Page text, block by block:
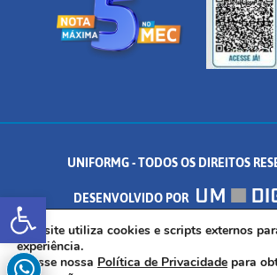
Abrir a barra de
UNIFORMG - TODOS OS DIREITOS
DESENVOLVIDO POR
AV. DR. ARNALDO DE SENNA, 328 - PALMEIRAS,
35.574.530
Este site utiliza cookies e scripts externos
experiência.
Acesse nossa Política de Privacidade para